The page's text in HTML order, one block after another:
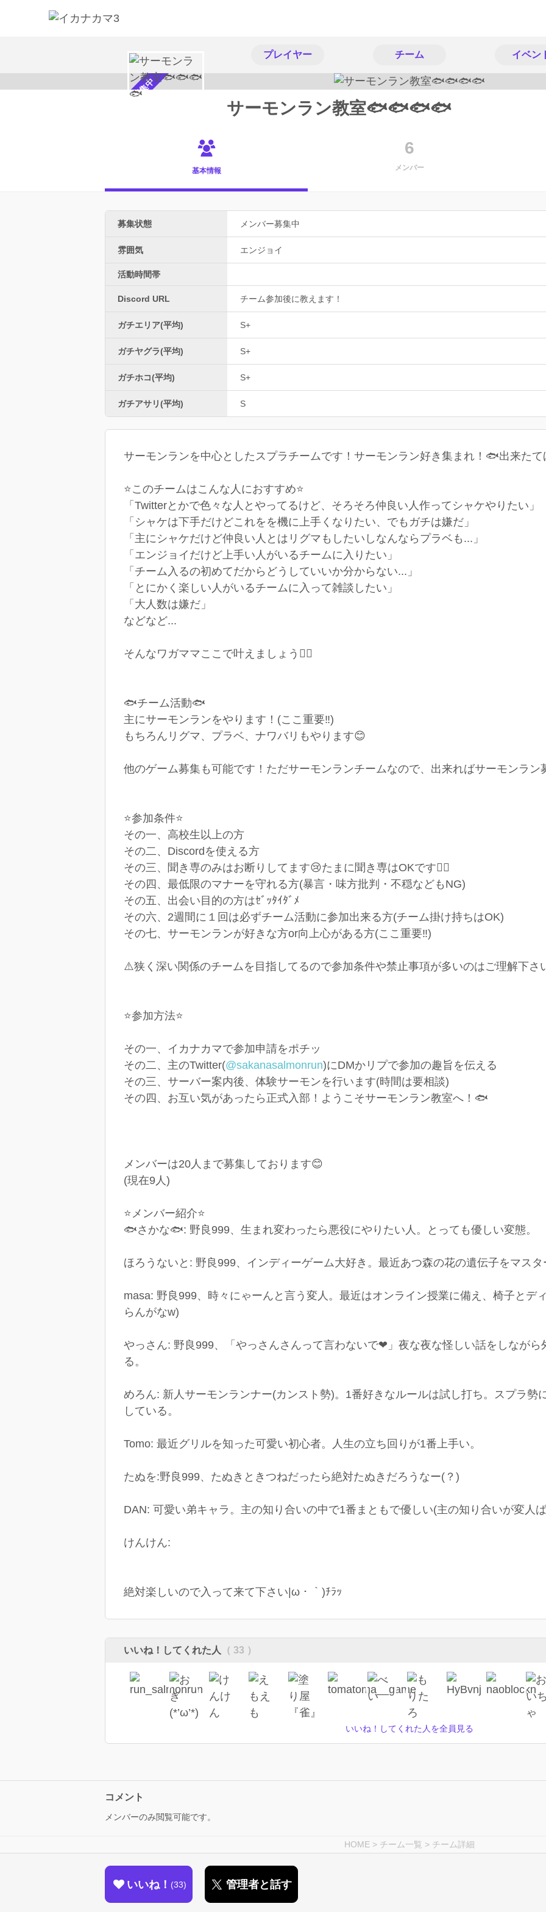
プレイヤー チーム イベン
メンバー募集中 サーモンラン教室🐟🐟🐟🐟
基本情報
6
メンバー
募集状態 メンバー募集中
雰囲気 エンジョイ
活動時間帯
Discord URL チーム参加後に教えます！
ガチエリア(平均) S+
ガチヤグラ(平均) S+
ガチホコ(平均) S+
ガチアサリ(平均) S
サーモンランを中心としたスプラチームです！サーモンラン好き集まれ！🐟出来た
⭐このチームはこんな人におすすめ⭐
「Twitterとかで色々な人とやってるけど、そろそろ仲良い人作ってシャケやりたい」
「シャケは下手だけどこれをを機に上手くなりたい、でもガチは嫌だ」
「主にシャケだけど仲良い人とはリグマもしたいしなんならプラベも...」
「エンジョイだけど上手い人がいるチームに入りたい」
「チーム入るの初めてだからどうしていいか分からない...」
「とにかく楽しい人がいるチームに入って雑談したい」
「大人数は嫌だ」
などなど...
そんなワガママここで叶えましょう👍🏼
🐟チーム活動🐟
主にサーモンランをやります！(ここ重要‼️)
もちろんリグマ、プラベ、ナワバリもやります😊
他のゲーム募集も可能です！ただサーモンランチームなので、出来ればサーモンラ
⭐参加条件⭐
その一、高校生以上の方
その二、Discordを使える方
その三、聞き専のみはお断りしてます😢たまに聞き専はOKです👍🏼
その四、最低限のマナーを守れる方(暴言・味方批判・不穏などもNG)
その五、出会い目的の方はｾﾞｯﾀｲﾀﾞﾒ
その六、2週間に１回は必ずチーム活動に参加出来る方(チーム掛け持ちはOK)
その七、サーモンランが好きな方or向上心がある方(ここ重要‼️)
⚠️狭く深い関係のチームを目指してるので参加条件や禁止事項が多いのはご理解下さ
⭐参加方法⭐
その一、イカナカマで参加申請をポチッ
その二、主のTwitter(@sakanasalmonrun)にDMかリプで参加の趣旨を伝える
その三、サーバー案内後、体験サーモンを行います(時間は要相談)
その四、お互い気があったら正式入部！ようこそサーモンラン教室へ！🐟
メンバーは20人まで募集しております😊
(現在9人)
⭐メンバー紹介⭐
🐟さかな🐟: 野良999、生まれ変わったら悪役にやりたい人。とっても優しい変態。
ほろうないと: 野良999、インディーゲーム大好き。最近あつ森の花の遺伝子をマス
masa: 野良999、時々にゃーんと言う変人。最近はオンライン授業に備え、椅子とデ
らんがなw)
やっさん: 野良999、「やっさんさんって言わないで❤」夜な夜な怪しい話をしながら
る。
めろん: 新人サーモンランナー(カンスト勢)。1番好きなルールは試し打ち。スプラ勢
している。
Tomo: 最近グリルを知った可愛い初心者。人生の立ち回りが1番上手い。
たぬを:野良999、たぬきときつねだったら絶対たぬきだろうなー(？)
DAN: 可愛い弟キャラ。主の知り合いの中で1番まともで優しい(主の知り合いが変人
けんけん:
絶対楽しいので入って来て下さい‎|ω・｀)ﾁﾗｯ
いいね！してくれた人 （ 33 ）
いいね！してくれた人を全員見る
コメント
メンバーのみ閲覧可能です。
HOME > チーム一覧 > チーム詳細
いいね！ 33 管理者と話す